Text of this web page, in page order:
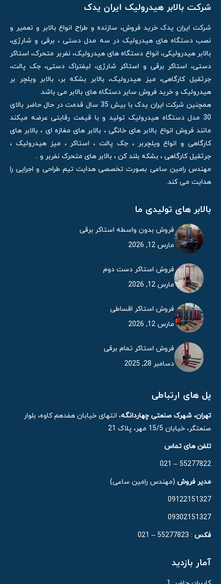
شرکت بالابر هیدرولیک ایران یدک
شرکت ایران یدک خرید فروش، سازنده و طراح انواع بالابر و تعمیر و
نصب دستگاه های هیدرولیک در سه مدل دستی ، برقی و شارژی،
بالابر هیدرولیکی، انواع دستگاه های هیدرولیک، نفربر متحرک، استاکر
دستی، استاکر برقی و استاکر شارژی، لیفتراک دستی، جک پالت،
جرثقیل کارگاهی، میز هیدرولیک، بالابر بشکه بر، بالابر ویلچر بر
هیدرولیک و خرید فروش سایر دستگاه های بالابر می باشد.
همچنین شرکت ایران یدک با بیش 35 سال قدمت در حال حاضر بالای
30 مدل دستگاه هیدرولیک تولید و با قیمت رقابتی عرضه میکند
مانند فروش انواع بالابر های خانگی ، بالابر های مغازه ای ، بالابر های
کارگاهی و انواع ویلچربر ، جک پالت ، استاکر ، میز هیدرولیک ،
جرثقیل کارگاهی ، بشکه بلند کن ، بالابر های متحرک نفربر و ..
مهندس رامین ساعی بصورت تخصصی هدایت تیم طراحی و اجرایی را
هدایت می کند.
بالابر های تولیدی ما
فروش بدون واسطه استاکر برقی
مارس 12, 2026
فروش استاکر دست دوم
مارس 12, 2026
فروش استاکر اقساطی
مارس 12, 2026
فروش استاکر تمام برقی
دسامبر 28, 2025
پل های ارتباطی
تهران، شهرک صنعتی چهاردانگه، انتهای خیابان هفدهم کاوه، بلوار
صنعتگر، خیابان 15/5 مهر، پلاک 21
تلفن های تماس
55277822 – 021
مدیر فروش (مهندس رامین ساعی)
09122151327
09302151327
فکس : 55277823 – 021
آمار بازدید